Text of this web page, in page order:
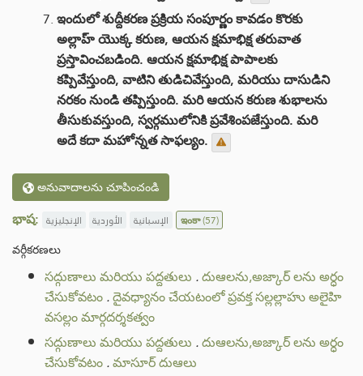
ఇందులో శుద్దీకరణ ప్రక్రియ సంపూర్ణం కావడం కొరకు
అల్లాహ్ యొక్క కరుణ, ఆయన క్షమాభిక్ష తరువాత
ప్రస్తావించబడింది. ఆయన క్షమాభిక్ష పాపాలకు
కప్పివేస్తుంది, వాటిని తుడిచివేస్తుంది, మరియు దాసుడిని
నరకం నుండి తప్పిస్తుంది. మరి ఆయన కరుణ శుభాలను
తీసుకువస్తుంది, స్వర్గములోనికి ప్రవేశింపజేస్తుంది. మరి
అదే కదా మహోన్నత సాఫల్యం.
అనువాదాలను చూపించండి
భాష: الإنجليزية الأوردية الإسبانية ఇంకా(57)
వర్గీకరణలు
సద్గుణాలు మరియు పద్దతులు .దుఆలను,అజ్కార్ లను అర్ధం
చేసుకోవటం.దైవధ్యానం చేయటంలో ప్రవక్త సల్లల్లాహు అలైహి
వసల్లం మార్గదర్శకత్వం
సద్గుణాలు మరియు పద్దతులు .దుఆలను,అజ్కార్ లను అర్ధం
చేసుకోవటం.మాసూర్ దుఆలు